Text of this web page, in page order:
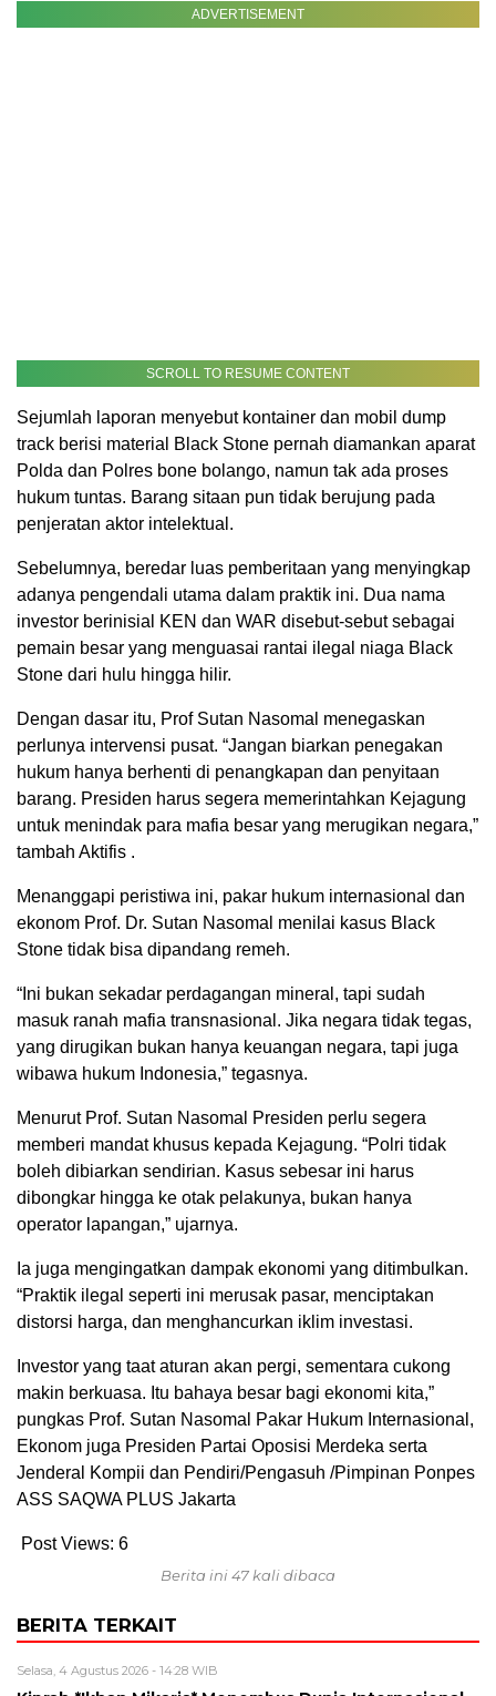
ADVERTISEMENT
SCROLL TO RESUME CONTENT
Sejumlah laporan menyebut kontainer dan mobil dump
track berisi material Black Stone pernah diamankan aparat
Polda dan Polres bone bolango, namun tak ada proses
hukum tuntas. Barang sitaan pun tidak berujung pada
penjeratan aktor intelektual.
Sebelumnya, beredar luas pemberitaan yang menyingkap
adanya pengendali utama dalam praktik ini. Dua nama
investor berinisial KEN dan WAR disebut-sebut sebagai
pemain besar yang menguasai rantai ilegal niaga Black
Stone dari hulu hingga hilir.
Dengan dasar itu, Prof Sutan Nasomal menegaskan
perlunya intervensi pusat. “Jangan biarkan penegakan
hukum hanya berhenti di penangkapan dan penyitaan
barang. Presiden harus segera memerintahkan Kejagung
untuk menindak para mafia besar yang merugikan negara,”
tambah Aktifis .
Menanggapi peristiwa ini, pakar hukum internasional dan
ekonom Prof. Dr. Sutan Nasomal menilai kasus Black
Stone tidak bisa dipandang remeh.
“Ini bukan sekadar perdagangan mineral, tapi sudah
masuk ranah mafia transnasional. Jika negara tidak tegas,
yang dirugikan bukan hanya keuangan negara, tapi juga
wibawa hukum Indonesia,” tegasnya.
Menurut Prof. Sutan Nasomal Presiden perlu segera
memberi mandat khusus kepada Kejagung. “Polri tidak
boleh dibiarkan sendirian. Kasus sebesar ini harus
dibongkar hingga ke otak pelakunya, bukan hanya
operator lapangan,” ujarnya.
Ia juga mengingatkan dampak ekonomi yang ditimbulkan.
“Praktik ilegal seperti ini merusak pasar, menciptakan
distorsi harga, dan menghancurkan iklim investasi.
Investor yang taat aturan akan pergi, sementara cukong
makin berkuasa. Itu bahaya besar bagi ekonomi kita,”
pungkas Prof. Sutan Nasomal Pakar Hukum Internasional,
Ekonom juga Presiden Partai Oposisi Merdeka serta
Jenderal Kompii dan Pendiri/Pengasuh /Pimpinan Ponpes
ASS SAQWA PLUS Jakarta
Post Views: 6
Berita ini 47 kali dibaca
BERITA TERKAIT
Selasa, 4 Agustus 2026 - 14:28 WIB